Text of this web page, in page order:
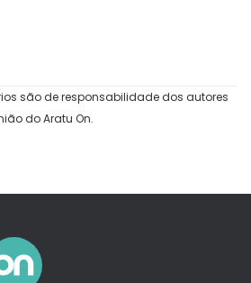
são de responsabilidade dos autores
do Aratu On.